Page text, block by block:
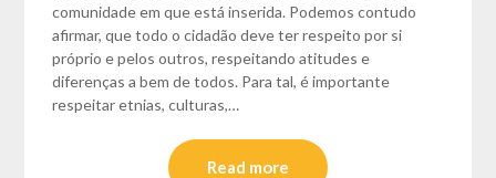
comunidade em que está inserida. Podemos contudo
afirmar, que todo o cidadão deve ter respeito por si
próprio e pelos outros, respeitando atitudes e
diferenças a bem de todos. Para tal, é importante
respeitar etnias, culturas,…
Read more